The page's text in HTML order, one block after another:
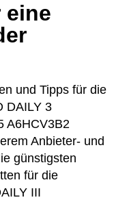
eine
und Tipps für die
DAILY 3
A6HCV3B2
Anbieter- und
günstigsten
für die
III